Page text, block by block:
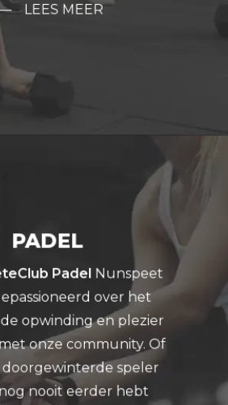
LEES MEER
PADEL
Padel Nunspeet
over het
opwinding en plezier
onze community. Of
speler
nooit eerder hebt